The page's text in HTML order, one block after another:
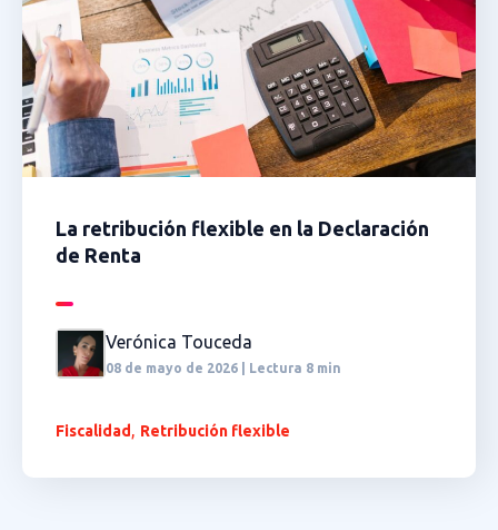
La retribución flexible en la Declaración
de Renta
Verónica Touceda
08 de mayo de 2026 | Lectura 8 min
Fiscalidad , Retribución flexible